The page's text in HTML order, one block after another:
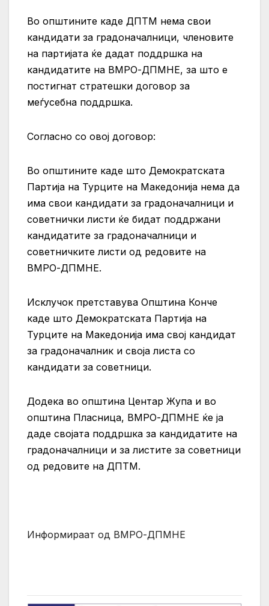
Во општините каде ДПТМ нема свои
кандидати за градоначалници, членовите
на партијата ќе дадат поддршка на
кандидатите на ВМРО-ДПМНЕ, за што е
постигнат стратешки договор за
меѓусебна поддршка.
Согласно со овој договор:
Во општините каде што Демократската
Партија на Турците на Македонија нема да
има свои кандидати за градоначалници и
советнички листи ќе бидат поддржани
кандидатите за градоначалници и
советничките листи од редовите на
ВМРО-ДПМНЕ.
Исклучок претставува Општина Конче
каде што Демократската Партија на
Турците на Македонија има свој кандидат
за градоначалник и своја листа со
кандидати за советници.
Додека во општина Центар Жупа и во
општина Пласница, ВМРО-ДПМНЕ ќе ја
даде својата поддршка за кандидатите на
градоначалници и за листите за советници
од редовите на ДПТМ.
Информираат од ВМРО-ДПМНЕ